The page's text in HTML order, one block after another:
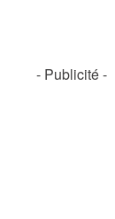
- Publicité -